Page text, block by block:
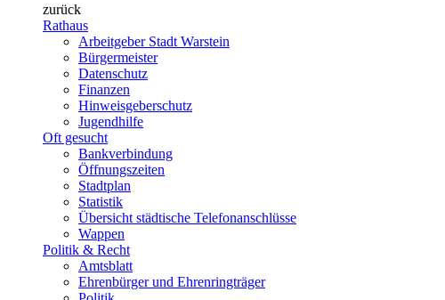
zurück
Rathaus
Arbeitgeber Stadt Warstein
Bürgermeister
Datenschutz
Finanzen
Hinweisgeberschutz
Jugendhilfe
Oft gesucht
Bankverbindung
Öffnungszeiten
Stadtplan
Statistik
Übersicht städtische Telefonanschlüsse
Wappen
Politik & Recht
Amtsblatt
Ehrenbürger und Ehrenringträger